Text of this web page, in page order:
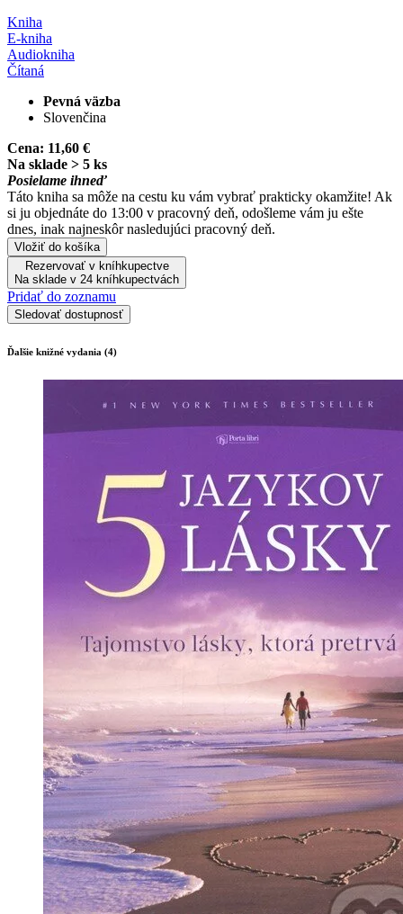
Kniha
E-kniha
Audiokniha
Čítaná
Pevná väzba
Slovenčina
Cena: 11,60 €
Na sklade > 5 ks
Posielame ihneď
Táto kniha sa môže na cestu ku vám vybrať prakticky okamžite! Ak
si ju objednáte do 13:00 v pracovný deň, odošleme vám ju ešte
dnes, inak najneskôr nasledujúci pracovný deň.
Vložiť do košíka
Rezervovať v kníhkupectve
Na sklade v 24 kníhkupectvách
Pridať do zoznamu
Sledovať dostupnosť
Ďalšie knižné vydania (4)